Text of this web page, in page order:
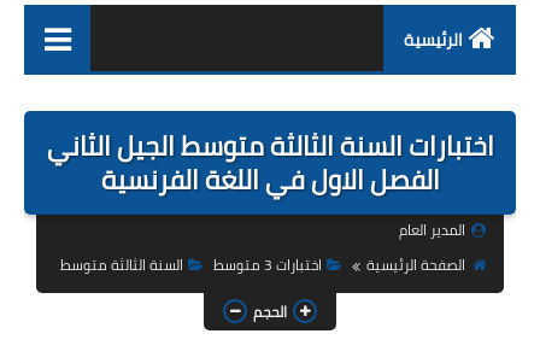
الرئيسية
التربية التحضيرية
السنة الاولى ابتدائي
السنة الثانية ابتدائي
السنة الثالثة ابتدائي
اختبارات السنة الثالثة متوسط الجيل الثاني
الفصل الاول في اللغة الفرنسية
المدير العام
الصفحة الرئيسية
اختبارات 3 متوسط
السنة الثالثة متوسط
الحجم